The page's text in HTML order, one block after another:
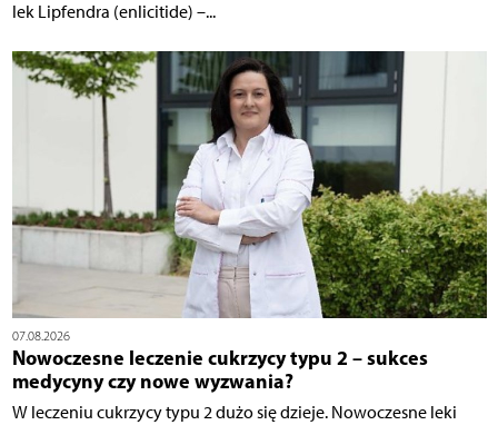
lek Lipfendra (enlicitide) –...
07.08.2026
Nowoczesne leczenie cukrzycy typu 2 – sukces
medycyny czy nowe wyzwania?
W leczeniu cukrzycy typu 2 dużo się dzieje. Nowoczesne leki